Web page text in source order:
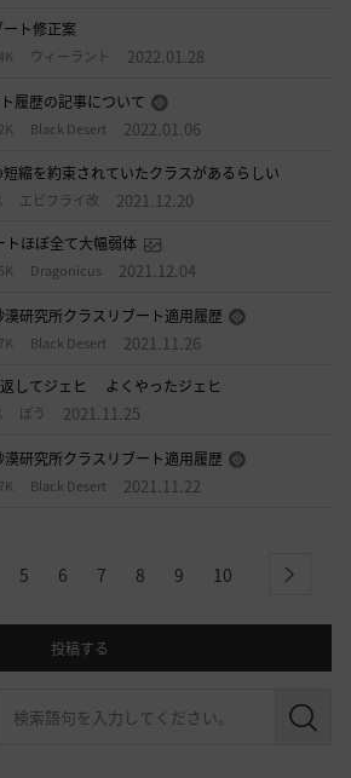
ト修正案
ウィーラント 2022.01.28
履歴の記事について
Black Desert 2022.01.06
縮を約束されていたクラスがあるらしい
エビフライ改 2021.12.20
トほぼ全て大幅弱体
Dragonicus 2021.12.04
漠研究所クラスリブート適用履歴
Black Desert 2021.11.26
してジェヒ よくやったジェヒ
ぽう 2021.11.25
漠研究所クラスリブート適用履歴
Black Desert 2021.11.22
5 6 7 8 9 10 next
投稿する
検